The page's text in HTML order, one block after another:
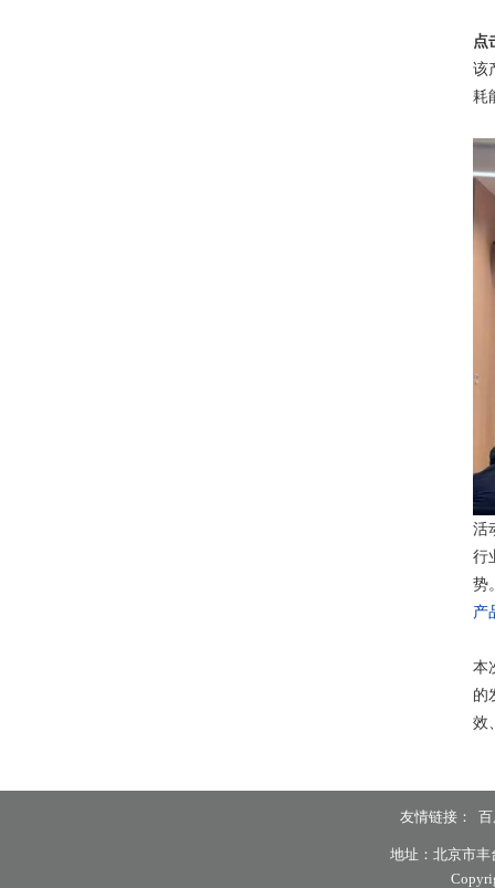
点
该
耗
活
行
势
产
本
的
效
友情链接：
地址：北京市